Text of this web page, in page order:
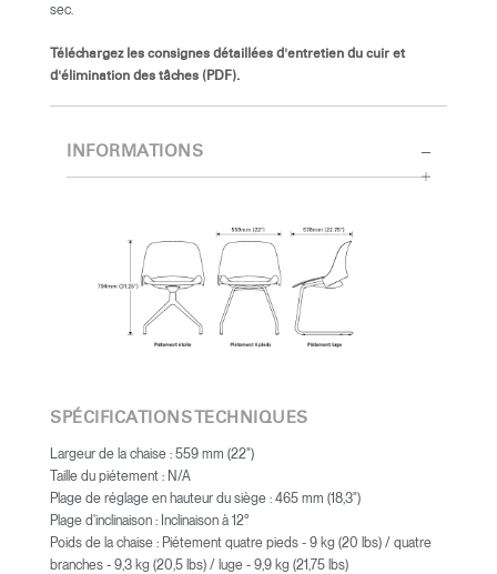
sec.
Téléchargez les consignes détaillées d'entretien du cuir et
d'élimination des tâches (PDF).
INFORMATIONS
SPÉCIFICATIONS TECHNIQUES
Largeur de la chaise : 559 mm (22")
Taille du piétement : N/A
Plage de réglage en hauteur du siège : 465 mm (18,3")
Plage d'inclinaison : Inclinaison à 12°
Poids de la chaise : Piétement quatre pieds - 9 kg (20 lbs) / quatre
branches - 9,3 kg (20,5 lbs) / luge - 9,9 kg (21,75 lbs)